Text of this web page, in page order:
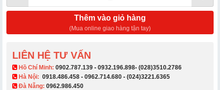
Thêm vào giỏ hàng
(Mua online giao hàng tận tay)
LIÊN HỆ TƯ VẤN
​ Hồ Chí Minh: 0902.787.139 - 0932.196.898- (028)3510.2786
Hà Nội: 0918.486.458 - 0962.714.680 - (024)3221.6365
Đà Nẵng: 0962.986.450